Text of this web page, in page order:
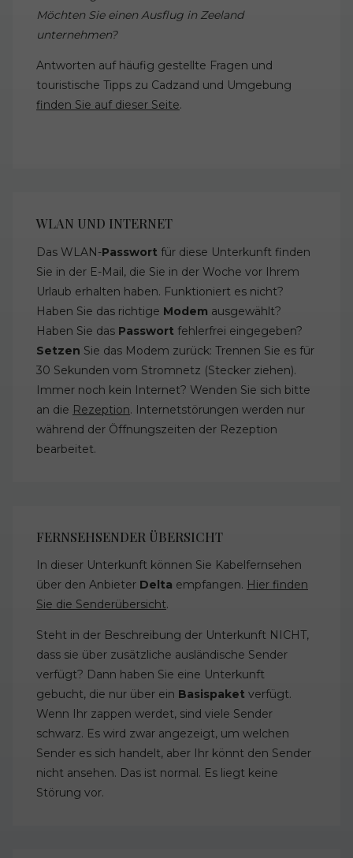
Möchten Sie einen Ausflug in Zeeland
unternehmen?
Antworten auf häufig gestellte Fragen und
touristische Tipps zu Cadzand und Umgebung
finden Sie auf dieser Seite.
WLAN UND INTERNET
Das WLAN-Passwort für diese Unterkunft finden
Sie in der E-Mail, die Sie in der Woche vor Ihrem
Urlaub erhalten haben. Funktioniert es nicht?
Haben Sie das richtige Modem ausgewählt?
Haben Sie das Passwort fehlerfrei eingegeben?
Setzen Sie das Modem zurück: Trennen Sie es für
30 Sekunden vom Stromnetz (Stecker ziehen).
Immer noch kein Internet? Wenden Sie sich bitte
an die Rezeption. Internetstörungen werden nur
während der Öffnungszeiten der Rezeption
bearbeitet.
FERNSEHSENDER ÜBERSICHT
In dieser Unterkunft können Sie Kabelfernsehen
über den Anbieter Delta empfangen. Hier finden
Sie die Senderübersicht.
Steht in der Beschreibung der Unterkunft NICHT,
dass sie über zusätzliche ausländische Sender
verfügt? Dann haben Sie eine Unterkunft
gebucht, die nur über ein Basispaket verfügt.
Wenn Ihr zappen werdet, sind viele Sender
schwarz. Es wird zwar angezeigt, um welchen
Sender es sich handelt, aber Ihr könnt den Sender
nicht ansehen. Das ist normal. Es liegt keine
Störung vor.